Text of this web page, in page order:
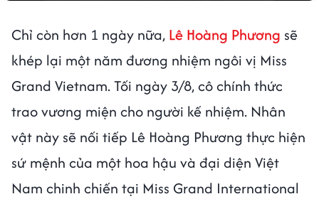
Chỉ còn hơn 1 ngày nữa, Lê Hoàng Phương sẽ
khép lại một năm đương nhiệm ngôi vị Miss
Grand Vietnam. Tối ngày 3/8, cô chính thức
trao vương miện cho người kế nhiệm. Nhân
vật này sẽ nối tiếp Lê Hoàng Phương thực hiện
sứ mệnh của một hoa hậu và đại diện Việt
Nam chinh chiến tại Miss Grand International